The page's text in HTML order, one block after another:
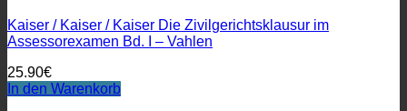
Kaiser / Kaiser / Kaiser Die Zivilgerichtsklausur im
Assessorexamen Bd. I – Vahlen
25.90€
In den Warenkorb